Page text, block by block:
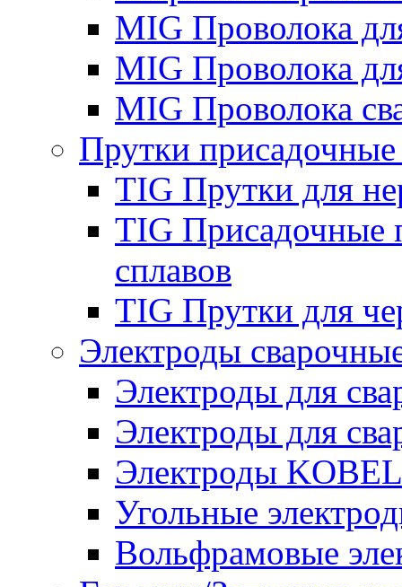
MIG Проволока
MIG Проволока
MIG Проволока
Прутки
TIG Прутки для
TIG Присадочные
сплавов
TIG Прутки для
Электроды
Электроды для
Электроды для
Электроды
Угольные
Вольфрамовые